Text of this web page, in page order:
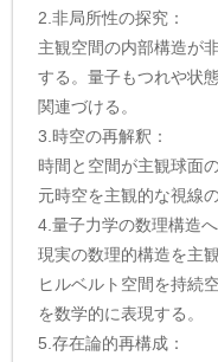
2.非局所性の探究：
主観空間の内部構造が
する。量子もつれや状
関連づける。
3.時空の再解釈：
時間と空間が主観球面
元時空を主観的な視線
4.量子力学の数理構造
現実の数理的構造を主
ヒルベルト空間を持続
を数学的に表現する。
5.存在論的再構成：